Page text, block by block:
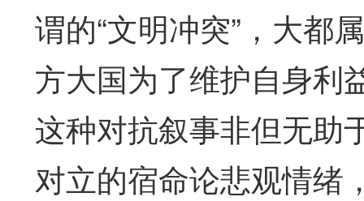
谓的“文明冲突”，大都
方大国为了维护自身利
这种对抗叙事非但无助
对立的宿命论悲观情绪